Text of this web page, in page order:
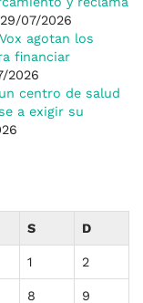
29/07/2026
agotan los
financiar
2026
centro de salud
a exigir su
S D
1 2
8 9